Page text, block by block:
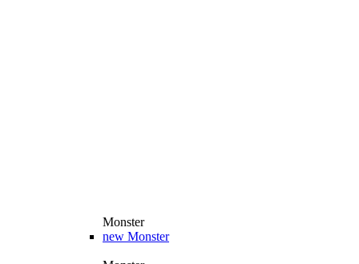
Monster
new Monster